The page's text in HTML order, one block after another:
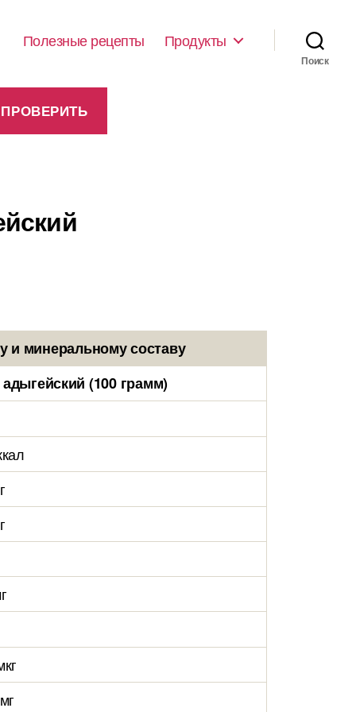
Полезные рецепты Продукты
Поиск
и минеральному составу
(100 грамм)